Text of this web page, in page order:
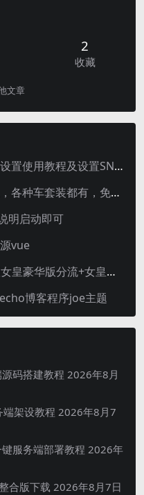
2
收藏
文章
VSOL V2802RH 2.5g光猫 设置使用教程及设置SN教程-附带稳定固件使用手册等
[端游] QQ飞车端游单机版，各种车套装都有，免虚拟机
明启动即可
vue
云盘下载生化危机4重制版女皇豪华版分流+女皇学习补丁+修改器 解压即玩【阿里云盘】
博客程序joe主题
码搭建教程 2026年8月
架设教程 2026年8月7
服务端部署教程 2026年
合版下载 2026年8月7日